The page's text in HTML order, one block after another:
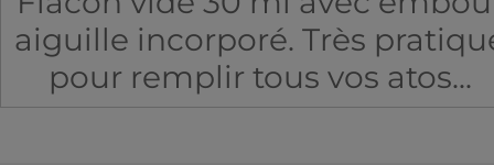
aiguille incorporé. Très
pour remplir tous vos atos...